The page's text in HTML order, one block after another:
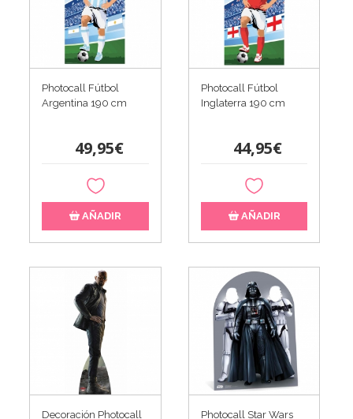
Photocall Fútbol
Argentina 190 cm
49,95€
AÑADIR
Photocall Fútbol
Inglaterra 190 cm
44,95€
AÑADIR
Decoración Photocall
Photocall Star Wars